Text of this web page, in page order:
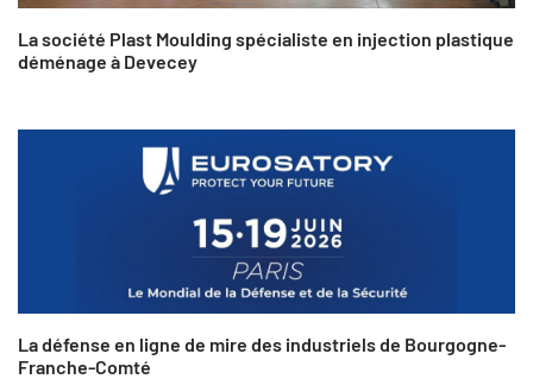
La société Plast Moulding spécialiste en injection plastique
déménage à Devecey
La défense en ligne de mire des industriels de Bourgogne-
Franche-Comté